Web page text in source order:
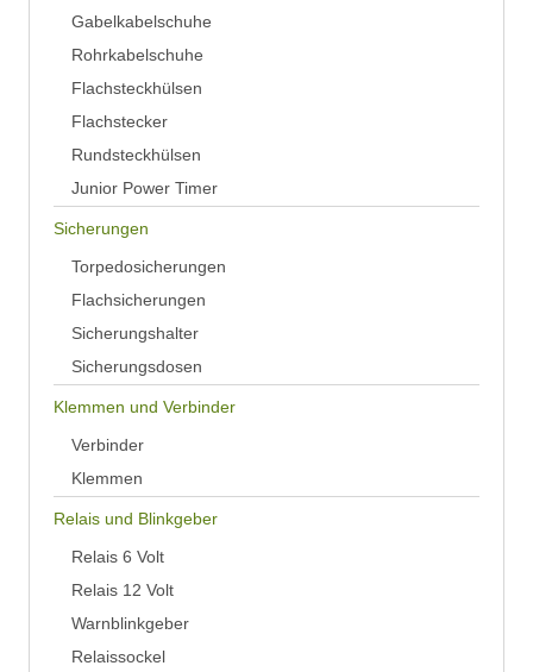
Gabelkabelschuhe
Rohrkabelschuhe
Flachsteckhülsen
Flachstecker
Rundsteckhülsen
Junior Power Timer
Sicherungen
Torpedosicherungen
Flachsicherungen
Sicherungshalter
Sicherungsdosen
Klemmen und Verbinder
Verbinder
Klemmen
Relais und Blinkgeber
Relais 6 Volt
Relais 12 Volt
Warnblinkgeber
Relaissockel